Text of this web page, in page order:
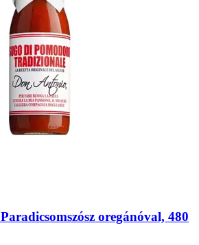
Paradicsomszósz oregánóval, 480